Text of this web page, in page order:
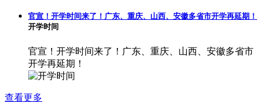
官宣！开学时间来了！广东、重庆、山西、安徽多省市开学再延期！
开学时间
官宣！开学时间来了！广东、重庆、山西、安徽多省市
开学再延期！
查看更多